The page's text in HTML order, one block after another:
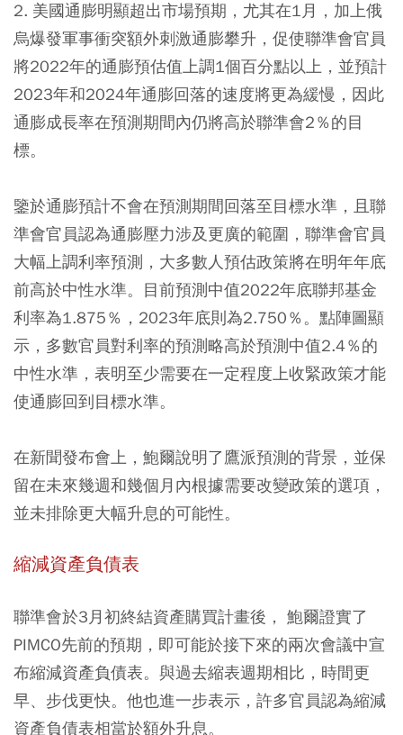
2. 美國通膨明顯超出市場預期，尤其在1月，加上俄
烏爆發軍事衝突額外刺激通膨攀升，促使聯準會官員
將2022年的通膨預估值上調1個百分點以上，並預計
2023年和2024年通膨回落的速度將更為緩慢，因此
通膨成長率在預測期間內仍將高於聯準會2％的目
標。
鑒於通膨預計不會在預測期間回落至目標水準，且聯
準會官員認為通膨壓力涉及更廣的範圍，聯準會官員
大幅上調利率預測，大多數人預估政策將在明年年底
前高於中性水準。目前預測中值2022年底聯邦基金
利率為1.875％，2023年底則為2.750％。點陣圖顯
示，多數官員對利率的預測略高於預測中值2.4％的
中性水準，表明至少需要在一定程度上收緊政策才能
使通膨回到目標水準。
在新聞發布會上，鮑爾說明了鷹派預測的背景，並保
留在未來幾週和幾個月內根據需要改變政策的選項，
並未排除更大幅升息的可能性。
縮減資產負債表
聯準會於3月初終結資產購買計畫後， 鮑爾證實了
PIMCO先前的預期，即可能於接下來的兩次會議中宣
布縮減資產負債表。與過去縮表週期相比，時間更
早、步伐更快。他也進一步表示，許多官員認為縮減
資產負債表相當於額外升息。